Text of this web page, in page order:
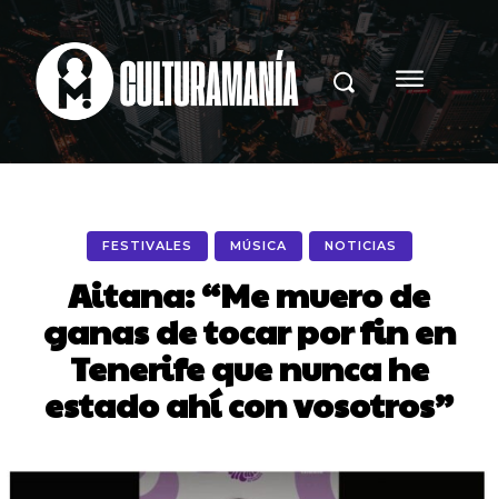
FESTIVALES MÚSICA NOTICIAS
Aitana: “Me muero de
ganas de tocar por fin en
Tenerife que nunca he
estado ahí con vosotros”